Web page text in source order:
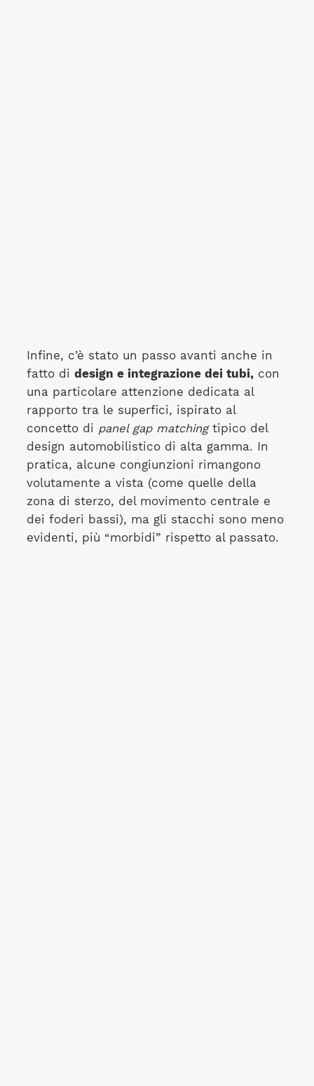
Infine, c’è stato un passo avanti anche in
fatto di design e integrazione dei tubi,con
una particolare attenzione dedicata al
rapporto tra le superfici, ispirato al
concetto di panel gap matchingtipico del
design automobilistico di alta gamma. In
pratica, alcune congiunzioni rimangono
volutamente a vista (come quelle della
zona di sterzo, del movimento centrale e
dei foderi bassi), ma gli stacchi sono meno
evidenti, più “morbidi” rispetto al passato.